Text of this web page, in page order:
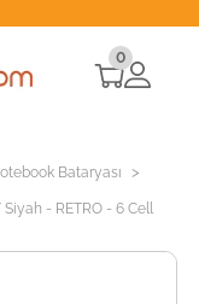
0
Bataryası >
- RETRO - 6 Cell